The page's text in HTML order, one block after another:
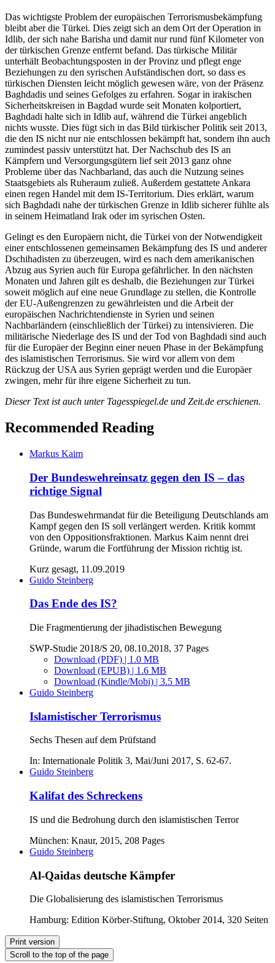
Das wichtigste Problem der europäischen Terrorismusbekämpfung
bleibt aber die Türkei. Dies zeigt sich an dem Ort der Operation in
Idlib, der sich nahe Barisha und damit nur rund fünf Kilometer von
der türkischen Grenze entfernt befand. Das türkische Militär
unterhält Beobachtungsposten in der Provinz und pflegt enge
Beziehungen zu den syrischen Aufständischen dort, so dass es
türkischen Diensten leicht möglich gewesen wäre, von der Präsenz
Baghdadis und seines Gefolges zu erfahren. Sogar in irakischen
Sicherheitskreisen in Bagdad wurde seit Monaten kolportiert,
Baghdadi halte sich in Idlib auf, während die Türkei angeblich
nichts wusste. Dies fügt sich in das Bild türkischer Politik seit 2013,
die den IS nicht nur nie entschlossen bekämpft hat, sondern ihn auch
zumindest passiv unterstützt hat. Der Nachschub des IS an
Kämpfern und Versorgungsgütern lief seit 2013 ganz ohne
Probleme über das Nachbarland, das auch die Nutzung seines
Staatsgebiets als Ruheraum zuließ. Außerdem gestattete Ankara
einen regen Handel mit dem IS-Territorium. Dies erklärt, warum
sich Baghdadi nahe der türkischen Grenze in Idlib sicherer fühlte als
in seinem Heimatland Irak oder im syrischen Osten.
Gelingt es den Europäern nicht, die Türkei von der Notwendigkeit
einer entschlossenen gemeinsamen Bekämpfung des IS und anderer
Dschihadisten zu überzeugen, wird es nach dem amerikanischen
Abzug aus Syrien auch für Europa gefährlicher. In den nächsten
Monaten und Jahren gilt es deshalb, die Beziehungen zur Türkei
soweit möglich auf eine neue Grundlage zu stellen, die Kontrolle
der EU-Außengrenzen zu gewährleisten und die Arbeit der
europäischen Nachrichtendienste in Syrien und seinen
Nachbarländern (einschließlich der Türkei) zu intensivieren. Die
militärische Niederlage des IS und der Tod von Baghdadi sind auch
für die Europäer der Beginn einer neuen Phase in der Bekämpfung
des islamistischen Terrorismus. Sie wird vor allem von dem
Rückzug der USA aus Syrien geprägt werden und die Europäer
zwingen, mehr für ihre eigene Sicherheit zu tun.
Dieser Text ist auch unter Tagesspiegel.de und Zeit.de erschienen.
Recommended Reading
Markus Kaim
Der Bundeswehreinsatz gegen den IS – das
richtige Signal
Das Bundeswehrmandat für die Beteiligung Deutschlands am
Kampf gegen den IS soll verlängert werden. Kritik kommt
von den Oppositionsfraktionen. Markus Kaim nennt drei
Gründe, warum die Fortführung der Mission richtig ist.
Kurz gesagt, 11.09.2019
Guido Steinberg
Das Ende des IS?
Die Fragmentierung der jihadistischen Bewegung
SWP-Studie 2018/S 20, 08.10.2018, 37 Pages
Download (PDF) | 1.0 MB
Download (EPUB) | 1.6 MB
Download (Kindle/Mobi) | 3.5 MB
Guido Steinberg
Islamistischer Terrorismus
Sechs Thesen auf dem Prüfstand
In: Internationale Politik 3, Mai/Juni 2017, S. 62-67.
Guido Steinberg
Kalifat des Schreckens
IS und die Bedrohung durch den islamistischen Terror
München: Knaur, 2015, 208 Pages
Guido Steinberg
Al-Qaidas deutsche Kämpfer
Die Globalisierung des islamistischen Terrorismus
Hamburg: Edition Körber-Stiftung, Oktober 2014, 320 Seiten
Print version
Scroll to the top of the page